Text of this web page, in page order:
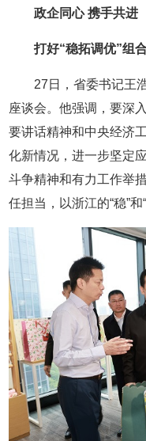
政企同心 携手共进
打好“稳拓调优”组
27日，省委书记王
座谈会。他强调，要深
要讲话精神和中央经济
化新情况，进一步坚定
斗争精神和有力工作举
任担当，以浙江的“稳”和